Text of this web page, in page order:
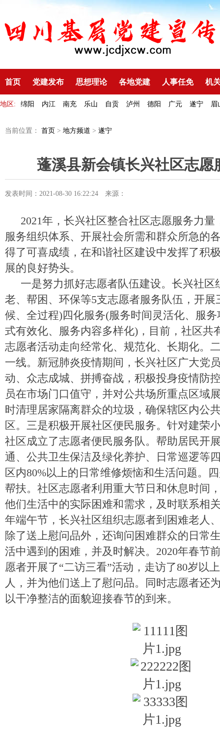
首页 党建发布 思想理论 各地党建 人事任免 机
地区: 绵阳 内江 南充 乐山 自贡 泸州 德阳 广元 遂宁 眉
当前位置： 首页 > 地方频道 > 遂宁
蓬溪县新会镇长兴社区志愿
发表时间：2021-08-30 16:22:24 来源：
2021年，长兴社区整合社区志愿服务力
服务组织体系、开展社会所需和群众所急的
得了可喜成绩，在和谐社区建设中发挥了积
展的良好势头。
一是努力抓好志愿者队伍建设。长兴社区
老、帮困、环保等5支志愿者服务队伍，开展
候、全过程)四化服务(服务时间灵活化、服
式有效化、服务内容多样化)，目前，社区共
志愿者活动走向经常化、规范化、长期化。
一线。新冠肺炎疫情期间，长兴社区广大党
动、众志成城、拼搏奋战，积极投身疫情防
员在市场门口值守，并对公共场所重点区域
时清理居家隔离群众的垃圾，确保辖区内公
区。三是积极开展社区便民服务。针对建荣
社区成立了志愿者便民服务队。帮助居民开
通、公共卫生保洁及绿化养护、日常巡逻等
区内80%以上的日常维修烦恼和生活问题。
帮扶。社区志愿者利用重大节日和休息时间
他们生活中的实际困难和需求，及时联系相
年端午节，长兴社区组织志愿者到困难老人
除了送上慰问品外，还询问困难群众的日常
活中遇到的困难，并及时解决。2020年春节
愿者开展了“二访三看”活动，走访了80岁以
人，并为他们送上了慰问品。同时志愿者还
以干净整洁的面貌迎接春节的到来。